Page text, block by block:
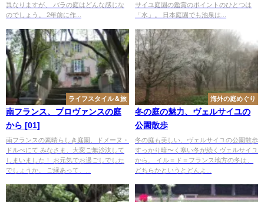
異なりますが、 バラの庭はどんな感じな
のでしょう。 2年前に作...
サイユ庭園の鑑賞のポイントのひとつは
「水」。 日本庭園でも池泉は...
ライフスタイル＆旅
南フランス、プロヴァンスの庭
から [01]
南フランスの素晴らしき庭園、ドメーヌ・
ドルべにて みなさま、大変ご無沙汰して
しまいました！ お元気でお過ごしでした
でしょうか。 ご縁あって、...
海外の庭めぐり
冬の庭の魅力、ヴェルサイユの
公園散歩
冬の庭も美しい、ヴェルサイユの公園散歩
すっかり暗〜く寒い冬が続くヴェルサイユ
から。 イル＝ド＝フランス地方の冬は、
どちらかというとどんよ...